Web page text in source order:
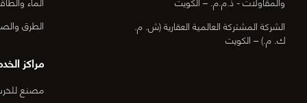
الشركة المشتركة العالمية العقارية (ش. م.
ك. م.) – الكويت
الطرق
مراكز
مصنع